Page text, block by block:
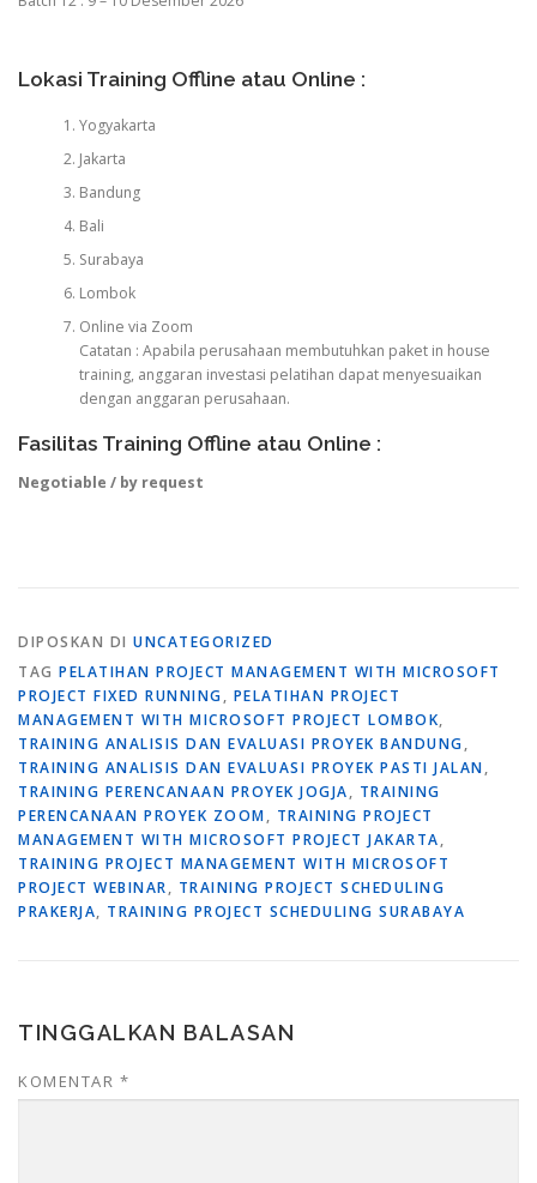
Lokasi Training Offline atau Online :
Yogyakarta
Jakarta
Bandung
Bali
Surabaya
Lombok
Online via Zoom
Catatan : Apabila perusahaan membutuhkan paket in house
training, anggaran investasi pelatihan dapat menyesuaikan
dengan anggaran perusahaan.
Fasilitas Training Offline atau Online :
Negotiable / by request
DIPOSKAN DI UNCATEGORIZED
TAG PELATIHAN PROJECT MANAGEMENT WITH MICROSOFT
PROJECT FIXED RUNNING, PELATIHAN PROJECT
MANAGEMENT WITH MICROSOFT PROJECT LOMBOK,
TRAINING ANALISIS DAN EVALUASI PROYEK BANDUNG,
TRAINING ANALISIS DAN EVALUASI PROYEK PASTI JALAN,
TRAINING PERENCANAAN PROYEK JOGJA, TRAINING
PERENCANAAN PROYEK ZOOM, TRAINING PROJECT
MANAGEMENT WITH MICROSOFT PROJECT JAKARTA,
TRAINING PROJECT MANAGEMENT WITH MICROSOFT
PROJECT WEBINAR, TRAINING PROJECT SCHEDULING
PRAKERJA, TRAINING PROJECT SCHEDULING SURABAYA
TINGGALKAN BALASAN
KOMENTAR *